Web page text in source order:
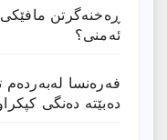
ڕەخنەگرتن
ئەمنی؟
فەرەنسا لەبەردەم
دەبێتە دەنگی